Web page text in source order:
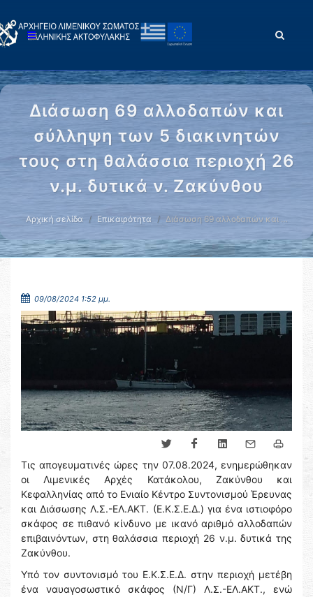
Διάσωση 69 αλλοδαπών και
σύλληψη των 5 διακινητών
τους στη θαλάσσια περιοχή 26
ν.μ. δυτικά ν. Ζακύνθου
Αρχική σελίδα Επικαιρότητα Διάσωση 69 αλλοδαπών και …
09/08/2024 1:52 μμ.
Τις απογευματινές ώρες την 07.08.2024, ενημερώθηκαν
οι Λιμενικές Αρχές Κατάκολου, Ζακύνθου και
Κεφαλληνίας από το Ενιαίο Κέντρο Συντονισμού Έρευνας
και Διάσωσης Λ.Σ.-ΕΛ.ΑΚΤ. (Ε.Κ.Σ.Ε.Δ.) για ένα ιστιοφόρο
σκάφος σε πιθανό κίνδυνο με ικανό αριθμό αλλοδαπών
επιβαινόντων, στη θαλάσσια περιοχή 26 ν.μ. δυτικά της
Ζακύνθου.
Υπό τον συντονισμό του Ε.Κ.Σ.Ε.Δ. στην περιοχή μετέβη
ένα ναυαγοσωστικό σκάφος (Ν/Γ) Λ.Σ.-ΕΛ.ΑΚΤ., ενώ